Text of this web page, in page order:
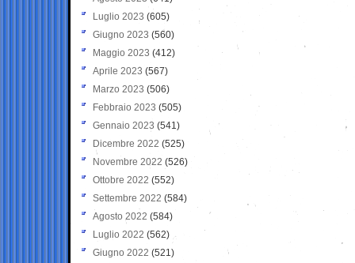
Luglio 2023 (605)
Giugno 2023 (560)
Maggio 2023 (412)
Aprile 2023 (567)
Marzo 2023 (506)
Febbraio 2023 (505)
Gennaio 2023 (541)
Dicembre 2022 (525)
Novembre 2022 (526)
Ottobre 2022 (552)
Settembre 2022 (584)
Agosto 2022 (584)
Luglio 2022 (562)
Giugno 2022 (521)